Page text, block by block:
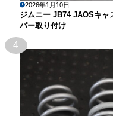
2026年1月10日
ジムニー JB74 JAOSキャ
パー取り付け
4